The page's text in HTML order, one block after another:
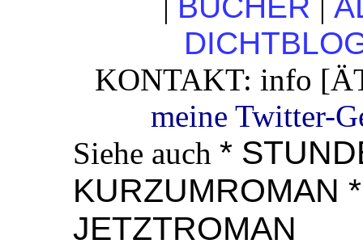
KONTAKT: info
meine Twitter-
Siehe auch *
KURZUMROMAN
JETZTROMAN